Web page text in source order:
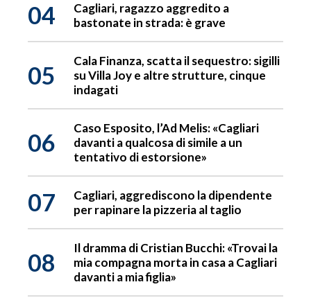
04
Cagliari, ragazzo aggredito a
bastonate in strada: è grave
05
Cala Finanza, scatta il sequestro: sigilli
su Villa Joy e altre strutture, cinque
indagati
06
Caso Esposito, l’Ad Melis: «Cagliari
davanti a qualcosa di simile a un
tentativo di estorsione»
07
Cagliari, aggrediscono la dipendente
per rapinare la pizzeria al taglio
08
Il dramma di Cristian Bucchi: «Trovai la
mia compagna morta in casa a Cagliari
davanti a mia figlia»